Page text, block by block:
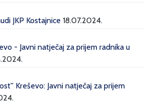
JKP Kostajnice 18.07.2024.
- Javni natječaj za prijem radnika u
Kreševo: Javni natječaj za prijem